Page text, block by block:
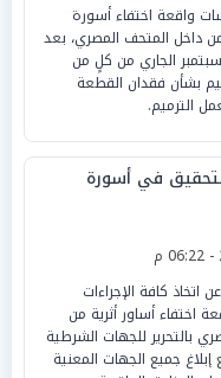
واقعة اختفاء أسورة
داخل المتحف المصري، بعد
ما تلقته من بلاغ بتاريخ 13 سبتمبر الجاري من كلٍ من
بشأن فقدان القطعة
الترميم.
في أسورة
اتخاذ كافة الإجراءات
اختفاء أساور أثرية من
بالتحرير للجهات الشرطية
إبلاغ جميع الجهات المعنية